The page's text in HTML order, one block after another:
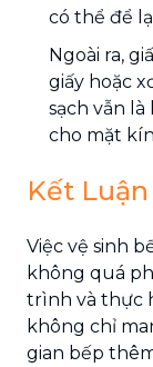
có thể để
Ngoài ra,
giấy hoặc
sạch vẫn
cho mặt
Kết Luận
Việc vệ sinh
không quá
trình và thực
không chỉ
gian bếp